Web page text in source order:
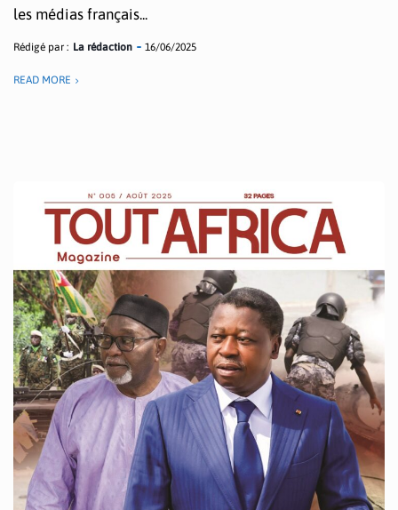
les médias français...
Rédigé par : La rédaction 16/06/2025
READ MORE